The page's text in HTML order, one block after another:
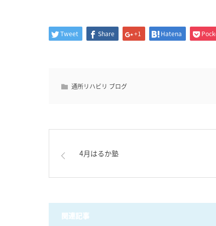
Tweet Share +1 Hatena
通所リハビリ ブログ
4月はるか塾
関連記事